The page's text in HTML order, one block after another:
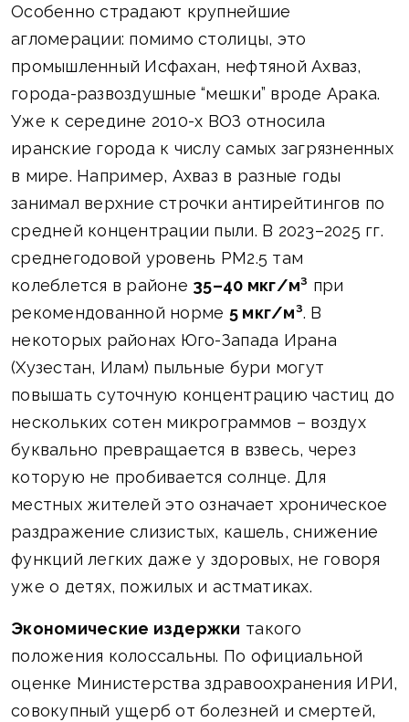
Особенно страдают крупнейшие
агломерации: помимо столицы, это
промышленный Исфахан, нефтяной Ахваз,
города-развоздушные “мешки” вроде Арака.
Уже к середине 2010-х ВОЗ относила
иранские города к числу самых загрязненных
в мире. Например, Ахваз в разные годы
занимал верхние строчки антирейтингов по
средней концентрации пыли. В 2023–2025 гг.
среднегодовой уровень PM2.5 там
колеблется в районе 35–40 мкг/м³ при
рекомендованной норме 5 мкг/м³. В
некоторых районах Юго-Запада Ирана
(Хузестан, Илам) пыльные бури могут
повышать суточную концентрацию частиц до
нескольких сотен микрограммов – воздух
буквально превращается в взвесь, через
которую не пробивается солнце. Для
местных жителей это означает хроническое
раздражение слизистых, кашель, снижение
функций легких даже у здоровых, не говоря
уже о детях, пожилых и астматиках.
Экономические издержки такого
положения колоссальны. По официальной
оценке Министерства здравоохранения ИРИ,
совокупный ущерб от болезней и смертей,